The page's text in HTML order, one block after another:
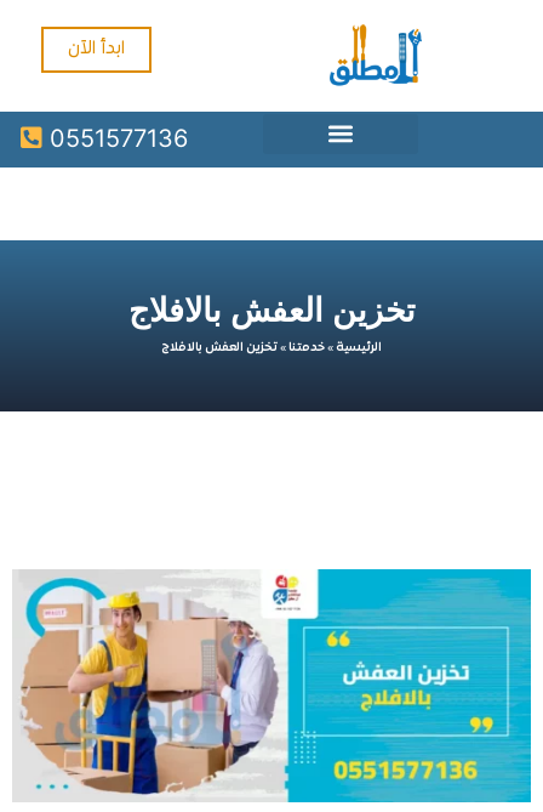
0551577136
تخزين العفش بالافلاج
خدمتنا»تخزين العفش بالافلاج